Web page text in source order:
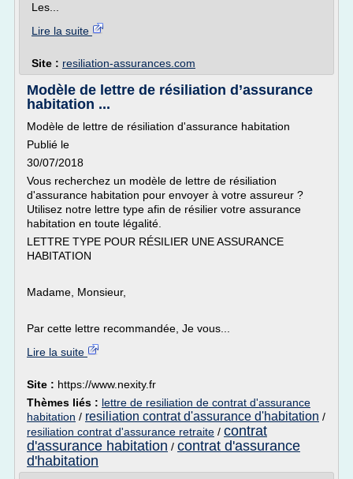
Les...
Lire la suite
Site : resiliation-assurances.com
Modèle de lettre de résiliation d’assurance
habitation ...
Modèle de lettre de résiliation d'assurance habitation
Publié le
30/07/2018
Vous recherchez un modèle de lettre de résiliation
d'assurance habitation pour envoyer à votre assureur ?
Utilisez notre lettre type afin de résilier votre assurance
habitation en toute légalité.
LETTRE TYPE POUR RÉSILIER UNE ASSURANCE
HABITATION
Madame, Monsieur,
Par cette lettre recommandée, Je vous...
Lire la suite
Site : https://www.nexity.fr
Thèmes liés : lettre de resiliation de contrat d'assurance
habitation / resiliation contrat d'assurance d'habitation /
resiliation contrat d'assurance retraite / contrat
d'assurance habitation / contrat d'assurance
d'habitation